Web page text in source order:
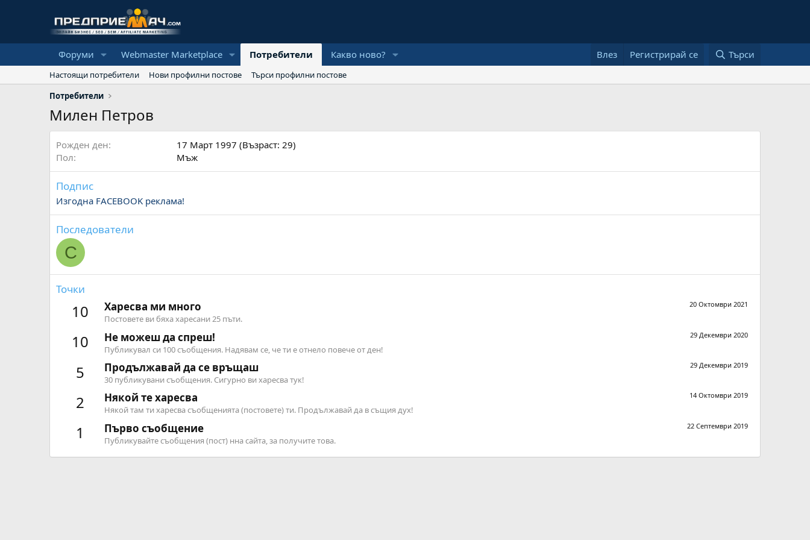
Форуми Webmaster Marketplace Потребители Какво ново? Влез Регистрирай се Търси
Настоящи потребители Нови профилни постове
Търси профилни постове
Потребители
Милен Петров
Рожден ден
17 Март 1997 (Възраст: 29)
Пол
Мъж
Подпис
Изгодна FACEBOOK реклама!
Последователи
С
Точки
10 20 Октомври 2021
Харесва ми много
Постовете ви бяха харесани 25 пъти.
10 29 Декември 2020
Не можеш да спреш!
Публикувал си 100 съобщения. Надявам се, че ти е отнело повече от ден!
5 29 Декември 2019
Продължавай да се връщаш
30 публикувани съобщения. Сигурно ви харесва тук!
2 14 Октомври 2019
Някой те харесва
Някой там ти харесва съобщенията (постовете) ти. Продължавай да в същия дух!
1 22 Септември 2019
Първо съобщение
Публикувайте съобщения (пост) нна сайта, за получите това.